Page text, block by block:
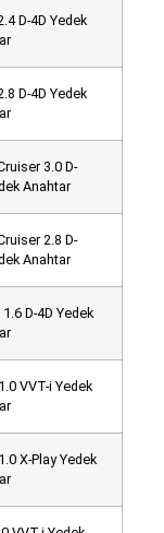
D-4D Yedek
D-4D Yedek
3.0 D-
Anahtar
2.8 D-
Anahtar
D-4D Yedek
VVT-i Yedek
X-Play Yedek